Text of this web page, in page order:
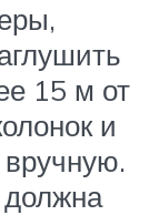
15 м от
и
вручную.